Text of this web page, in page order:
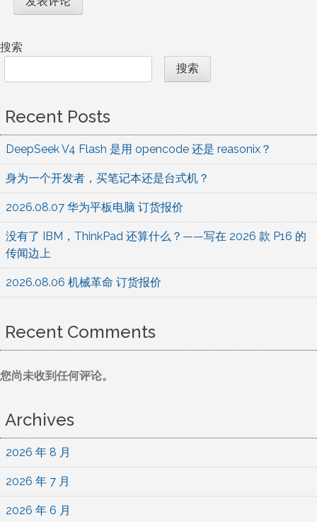
搜索
搜索
Recent Posts
DeepSeek V4 Flash 是用 opencode 还是 reasonix？
身为一个开发者，买笔记本还是台式机？
2026.08.07 华为平板电脑 订货报价
没有了 IBM，ThinkPad 还算什么？——写在 2026 款 P16 的
传闻边上
2026.08.06 机械革命 订货报价
Recent Comments
您尚未收到任何评论。
Archives
2026 年 8 月
2026 年 7 月
2026 年 6 月